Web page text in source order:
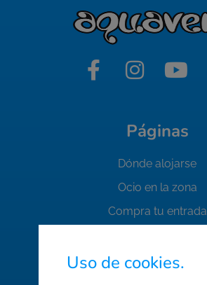
Páginas
Dónde alojarse
Ocio en la zona
Compra tu entrada
Uso de cookies.